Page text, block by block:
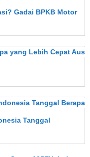
Gadai BPKB Motor
Tanggal